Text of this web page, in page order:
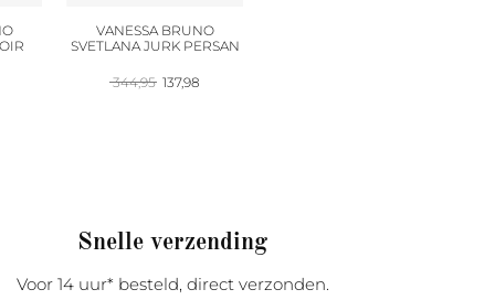
VANESSA BRUNO
SVETLANA JURK PERSAN
344,95 Oorspronkelijke
prijs
137,98
Snelle verzending
Voor 14 uur* besteld, direct verzonden.